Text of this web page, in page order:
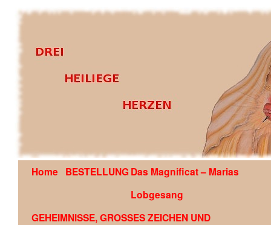
OFFENBARUNG AN EDSON GLAUBER DE SOUZA
Home BESTELLUNG Das Magnificat – Marias
Lobgesang
GEHEIMNISSE, GROSSES ZEICHEN UND